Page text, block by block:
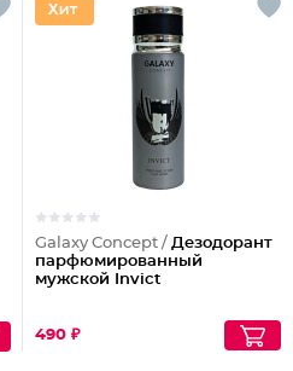
Galaxy Concept / Дезодорант
парфюмированный
мужской Invict
490 ₽